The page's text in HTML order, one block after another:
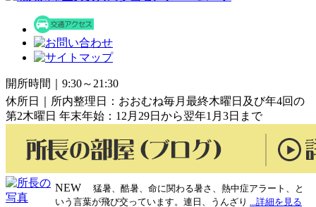
開所時間｜9:30～21:30
休所日｜所内整理日：おおむね毎月最終木曜日及び年4回の
第2木曜日 年末年始：12月29日から翌年1月3日まで
NEW
猛暑、酷暑、命に関わる暑さ、熱中症アラート、と
いう言葉が飛び交っています。連日、うんざり ...詳細を見る